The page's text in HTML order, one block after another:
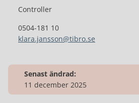
Controller
0504-181 10
klara.jansson@tibro.se
Senast ändrad:
11 december 2025